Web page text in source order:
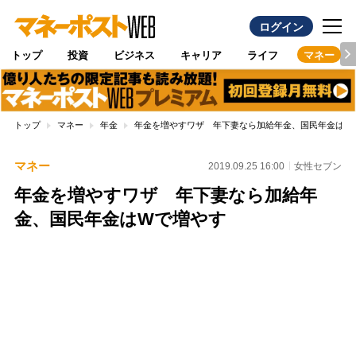
ログイン
トップ 投資 ビジネス キャリア ライフ マネー
トップ マネー 年金 年金を増やすワザ 年下妻なら加給年金、国民年金はW
マネー 2019.09.25 16:00 女性セブン
年金を増やすワザ 年下妻なら加給年
金、国民年金はWで増やす